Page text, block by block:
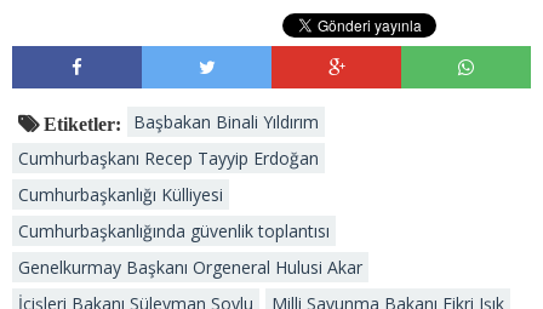
Etiketler:
Başbakan Binali Yıldırım
Cumhurbaşkanı Recep Tayyip Erdoğan
Cumhurbaşkanlığı Külliyesi
Cumhurbaşkanlığında güvenlik toplantısı
Genelkurmay Başkanı Orgeneral Hulusi Akar
İçişleri Bakanı Süleyman Soylu
Milli Savunma Bakanı Fikri Işık